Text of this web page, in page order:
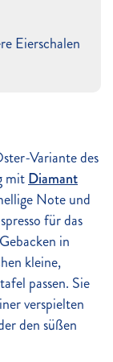
Variante des
mitDiamant
Note und
für das
in
kleine,
passen. Sie
verspielten
den süßen
Eierschalen